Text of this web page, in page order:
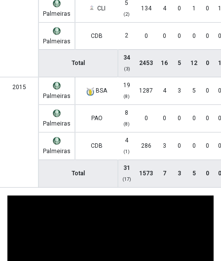
Palmeiras
CLI
5
(2)
134 4 0 1 0 1
Palmeiras
CDB 2 0 0 0 0 0 0
Total
34
(3)
2453 16 5 12 0 1
2015
Palmeiras
BSA
19
(8)
1287 4 3 5 0 0
Palmeiras
PAO
8
(8)
0 0 0 0 0 0
Palmeiras
CDB
4
(1)
286 3 0 0 0 0
Total
31
(17)
1573 7 3 5 0 0